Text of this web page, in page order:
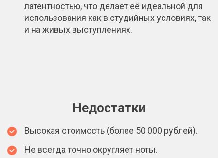
латентностью, что делает её идеальной для
использования как в студийных условиях, так
и на живых выступлениях.
Недостатки
Высокая стоимость (более 50 000 рублей).
Не всегда точно округляет ноты.